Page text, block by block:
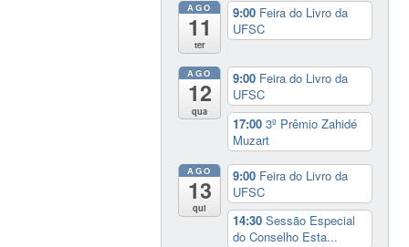
AGO
11
ter
9:00 Feira do Livro da
UFSC
AGO
12
qua
9:00 Feira do Livro da
UFSC
17:003º Prêmio Zahidé
Muzart
AGO
13
qui
9:00 Feira do Livro da
UFSC
14:30Sessão Especial
do Conselho Esta...